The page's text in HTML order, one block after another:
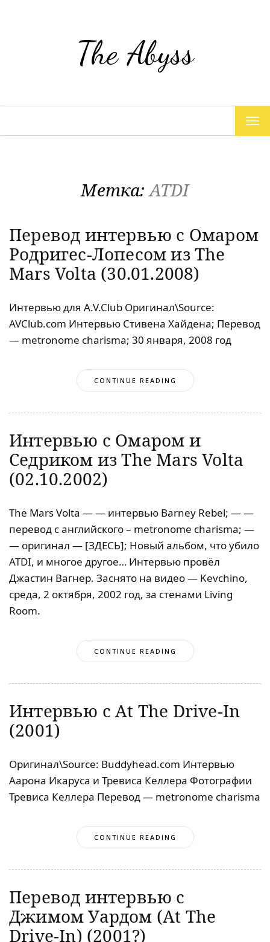
The Abyss
Метка:ATDI
Перевод интервью с Омаром
Родригес-Лопесом из The
Mars Volta (30.01.2008)
Интервью для A.V.Club Оригинал\Source:
AVClub.com Интервью Стивена Хайдена; Перевод
— metronome charisma; 30 января, 2008 год
CONTINUE READING
Интервью с Омаром и
Седриком из The Mars Volta
(02.10.2002)
The Mars Volta — — интервью Barney Rebel; — —
перевод с английского – metronome charisma; —
— оригинал — [ЗДЕСЬ]; Новый альбом, что убило
ATDI, и многое другое… Интервью провёл
Джастин Вагнер. Заснято на видео — Kevchino,
среда, 2 октября, 2002 год, за стенами Living
Room.
CONTINUE READING
Интервью с At The Drive-In
(2001)
Оригинал\Source: Buddyhead.com Интервью
Аарона Икаруса и Тревиса Келлера Фотографии
Тревиса Келлера Перевод — metronome charisma
CONTINUE READING
Перевод интервью с
Джимом Уардом (At The
Drive-In) (2001?)